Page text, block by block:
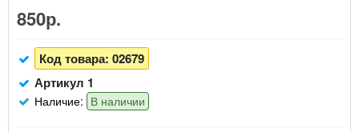
850р.
Код товара: 02679
Артикул 1
Наличие: В наличии